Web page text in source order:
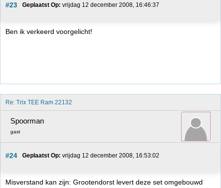
#23 Geplaatst Op: vrijdag 12 december 2008, 16:46:37
Ben ik verkeerd voorgelicht!
Re: Trix TEE Ram 22132
Spoorman
gast
#24 Geplaatst Op: vrijdag 12 december 2008, 16:53:02
Misverstand kan zijn: Grootendorst levert deze set omgebouwd